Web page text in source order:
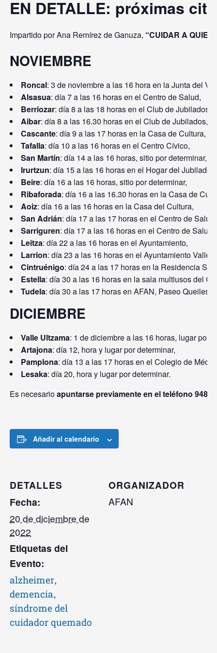
EN DETALLE: próximas
Impartido por Ana Remírez de Ganuza, “CUIDAR A QUIEN
NOVIEMBRE
Roncal: 3 de noviembre a las 16 hora en la Junta del
Alsasua: día 7 a las 16 horas en el Centro de Salud,
Berriozar: día 8 a las 18 horas en el Club de Jubilados,
Aibar: día 8 a las 16.30 horas en el Club de Jubilados,
Cascante: día 9 a las 17 horas en la Casa de Cultura,
Tafalla: día 10 a las 16 horas en el Centro Cívico,
San Martín: día 14 a las 16 horas, sitio por determinar,
Irurtzun: día 15 a las 16 horas en el Hogar del Jubilado,
Beire: día 16 a las 16 horas, sitio por determinar,
Ribaforada: día 16 a las 16.30 horas en la Casa de
Aoiz: día 16 a las 16 horas en la Casa del Cultura,
San Adrián: día 17 a las 17 horas en el Centro de Salud,
Sarriguren: día 17 a las 16 horas en el Centro de Salud,
Leitza: día 22 a las 16 horas en el Ayuntamiento,
Larrion: día 23 a las 16 horas en el Ayuntamiento Valle
Cintruénigo: día 24 a las 17 horas en la Residencia
Estella: día 30 a las 16 horas en la sala multiusos del
Tudela: día 30 a las 17 horas en AFAN, Paseo Queiles.
DICIEMBRE
Valle Ultzama: 1 de diciembre a las 16 horas, lugar por
Artajona: día 12, hora y lugar por determinar,
Pamplona: día 13 a las 17 horas en el Colegio de
Lesaka: día 20, hora y lugar por determinar.
Es necesarioapuntarse previamente en el teléfono 948
Añadir al calendario
DETALLES
Fecha:
20 de diciembre de
2022
Etiquetas del
Evento:
alzheimer,
demencia,
síndrome del
cuidador quemado
ORGANIZADOR
AFAN